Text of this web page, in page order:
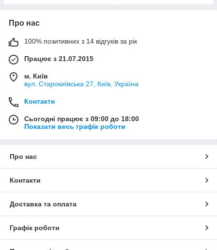
Про нас
100% позитивних з 14 відгуків за рік
Працює з 21.07.2015
м. Київ
вул. Старокиївська 27, Київ, Україна
Контакти
Сьогодні працює з 09:00 до 18:00
Показати весь графік роботи
Про нас
Контакти
Доставка та оплата
Графік роботи